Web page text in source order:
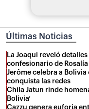
Últimas Noticias
La Joaqui reveló
confesionario de Rosalía
Jerôme celebra a Bolivia
conquista las redes
Chila Jatun rinde
Bolivia’
Cazzu genera euforia